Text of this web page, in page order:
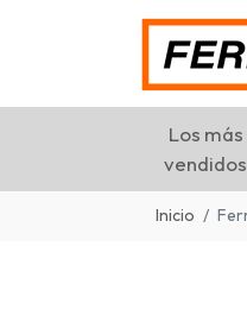
Los más
vendidos
Inicio